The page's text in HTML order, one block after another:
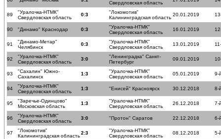
Свердловская область
89
"Уралочка-НТМК"
Свердловская область
0:3
"Локомотив"
Калининградская область
20.01.2019
90 "Динамо" Краснодар 0:3
"Уралочка-НТМК"
Свердловская область
16.01.2019
91
"Динамо-Метар"
Челябинск
0:3
"Уралочка-НТМК"
Свердловская область
13.01.2019
92
"Уралочка-НТМК"
Свердловская область
3:0
"Ленинградка" Санкт-
Петербург
09.01.2019
93
"Сахалин" Южно-
Сахалинск
1:3
"Уралочка-НТМК"
Свердловская область
05.01.2019 9-
94
"Уралочка-НТМК"
Свердловская область
1:3 "Енисей" Красноярск 30.12.2018 8-
95
"Заречье-Одинцово"
Московская область
1:3
"Уралочка-НТМК"
Свердловская область
26.12.2018 7-
96
"Уралочка-НТМК"
Свердловская область
3:0 "Протон" Саратов 22.12.2018 6-
97
"Локомотив"
Калининградская область
2:3
"Уралочка-НТМК"
Свердловская область
08.12.2018 5-